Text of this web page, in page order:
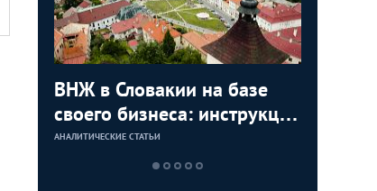
ВНЖ в Словакии на базе
своего бизнеса: инструкция
для граждан СНГ
АНАЛИТИЧЕСКИЕ СТАТЬИ